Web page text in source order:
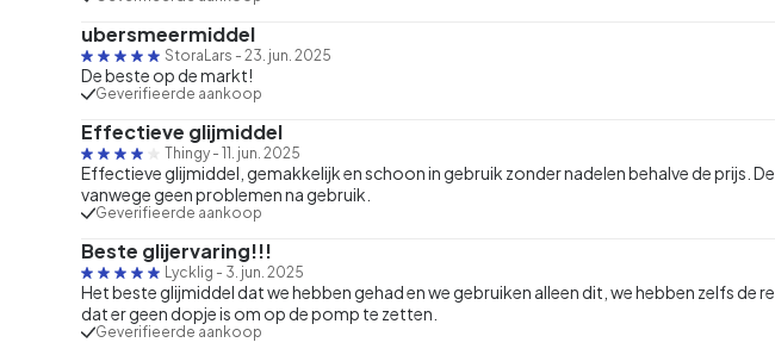
ubersmeermiddel
StoraLars - 23. jun. 2025
De beste op de markt!
Geverifieerde aankoop
Effectieve glijmiddel
Thingy - 11. jun. 2025
Effectieve glijmiddel, gemakkelijk en schoon in gebruik zonder nadelen behalve de prijs.
vanwege geen problemen na gebruik.
Geverifieerde aankoop
Beste glijervaring!!!
Lycklig - 3. jun. 2025
Het beste glijmiddel dat we hebben gehad en we gebruiken alleen dit, we hebben zelfs de
dat er geen dopje is om op de pomp te zetten.
Geverifieerde aankoop